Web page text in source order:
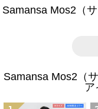
Samansa Mos2（
Samansa Mos2（
ア